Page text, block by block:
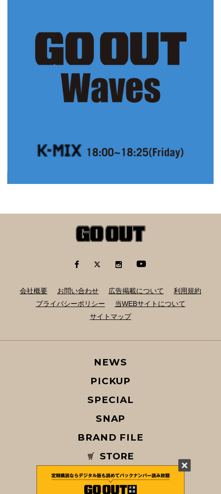
会社概要 お問い合わせ 広告掲載について
利用規約
プライバシーポリシー
当WEBサイトについて
サイトマップ
NEWS
PICKUP
SPECIAL
SNAP
BRAND FILE
STORE
MAGAZINE